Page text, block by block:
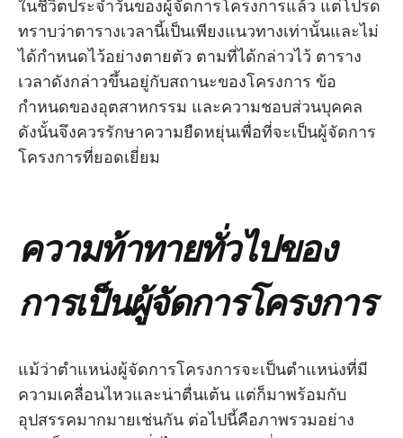
ในชีวิตประจำวันของผู้จัดการโครงการแล้ว แต่โปรด
ทราบว่าตารางเวลานี้เป็นเพียงแนวทางเท่านั้นและไม่
ได้กำหนดไว้อย่างตายตัว ตามที่ได้กล่าวไว้ ตาราง
เวลาดังกล่าวขึ้นอยู่กับสถานะของโครงการ ข้อ
กำหนดของอุตสาหกรรม และความชอบส่วนบุคคล
ดังนั้นจึงควรรักษาความยืดหยุ่นเพื่อที่จะเป็นผู้จัดการ
โครงการที่ยอดเยี่ยม
ความท้าทายทั่วไปของ
การเป็นผู้จัดการโครงการ
แม้ว่าตำแหน่งผู้จัดการโครงการจะเป็นตำแหน่งที่มี
ความเคลื่อนไหวและน่าตื่นเต้น แต่ก็มาพร้อมกับ
อุปสรรคมากมายเช่นกัน ต่อไปนี้คือภาพรวมอย่าง